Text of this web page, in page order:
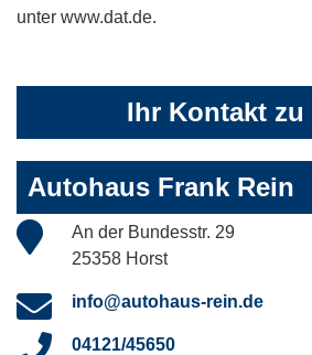
unter www.dat.de.
Ihr Kontakt zu
Autohaus Frank Rein
An der Bundesstr. 29
25358 Horst
info@autohaus-rein.de
04121/45650